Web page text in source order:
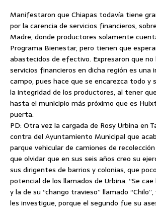
Manifestaron que Chiapas todavía tiene
por la carencia de servicios financieros,
Madre, donde productores solamente
Programa Bienestar, pero tienen que
abastecidos de efectivo. Expresaron que
servicios financieros en dicha región es una
campo, pues hace que se encarezca todo y
la integridad de los productores, al tener
hasta el municipio más próximo que es
puerta.
PD: Otra vez la cargada de Rosy Urbina en
contra del Ayuntamiento Municipal que
parque vehicular de camiones de
que olvidar que en sus seis años creo su
sus dirigentes de barrios y colonias, que
potencial de los llamados de Urbina. “Se
y la de su “chango travieso” llamado
les investigue, porque el segundo fue su